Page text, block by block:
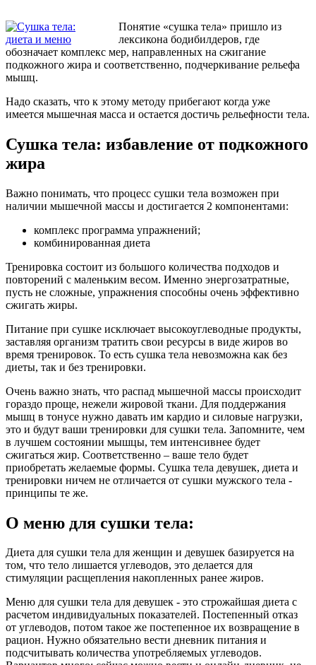
Понятие «сушка тела» пришло из
лексикона бодибилдеров, где
обозначает комплекс мер, направленных на сжигание
подкожного жира и соответственно, подчеркивание рельефа
мышц.
Надо сказать, что к этому методу прибегают когда уже
имеется мышечная масса и остается достичь рельефности тела.
Сушка тела: избавление от подкожного
жира
Важно понимать, что процесс сушки тела возможен при
наличии мышечной массы и достигается 2 компонентами:
комплекс программа упражнений;
комбинированная диета
Тренировка состоит из большого количества подходов и
повторений с маленьким весом. Именно энергозатратные,
пусть не сложные, упражнения способны очень эффективно
сжигать жиры.
Питание при сушке исключает высокоуглеводные продукты,
заставляя организм тратить свои ресурсы в виде жиров во
время тренировок. То есть сушка тела невозможна как без
диеты, так и без тренировки.
Очень важно знать, что распад мышечной массы происходит
гораздо проще, нежели жировой ткани. Для поддержания
мышц в тонусе нужно давать им кардио и силовые нагрузки,
это и будут ваши тренировки для сушки тела. Запомните, чем
в лучшем состоянии мышцы, тем интенсивнее будет
сжигаться жир. Соответственно – ваше тело будет
приобретать желаемые формы. Сушка тела девушек, диета и
тренировки ничем не отличается от сушки мужского тела -
принципы те же.
О меню для сушки тела:
Диета для сушки тела для женщин и девушек базируется на
том, что тело лишается углеводов, это делается для
стимуляции расщепления накопленных ранее жиров.
Меню для сушки тела для девушек - это строжайшая диета с
расчетом индивидуальных показателей. Постепенный отказ
от углеводов, потом такое же постепенное их возвращение в
рацион. Нужно обязательно вести дневник питания и
подсчитывать количества употребляемых углеводов.